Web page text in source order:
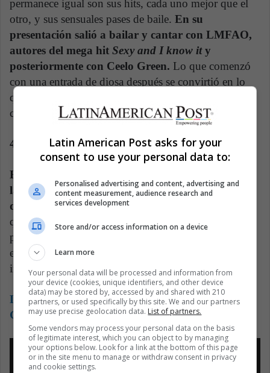
permanece igual son sus hits, cada uno mejor que el
otro, y sus sensuales pases de baile. En su
presentación salió a bailar y cantar con LMFAO,
autores del mega hit Sexy and I know ity
posteriormente con Ceelo Green. Lo que comenzó
con una entrada de diosa después se convirtió en lo
que parecía una partido de fútbol americano escolar,
con porristas y banda de marcha.
4. Coldplay, Bruno Mars y Beyoncé
En 2016, este medio tiempo llegó a otro nivel con
la unión de tres grandes de la música de hoy en
día.
Con muchos colores, característico del espíritu
que transmite Chris Martin con Coldplay, y un
público cantando con todas sus fuerzas comenzó este
espectáculo que contó con toda una armonía de
instrumentos de cuerdas.
Lee también:Sin reggaeton no hay Latin
Grammy
Latin American Post asks for your
consent to use your personal data to:
Personalised advertising and content, advertising and
content measurement, audience research and
services development
Store and/or access information on a device
Learn more
Your personal data will be processed and information from
your device (cookies, unique identifiers, and other device
data) may be stored by, accessed by and shared with 210
partners, or used specifically by this site. We and our partners
may use precise geolocation data. List of partners.
Some vendors may process your personal data on the basis
of legitimate interest, which you can object to by managing
your options below. Look for a link at the bottom of this page
or in the site menu to manage or withdraw consent in privacy
and cookie settings.